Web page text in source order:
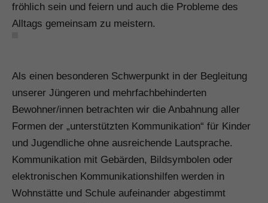
fröhlich sein und feiern und auch die Probleme des
Alltags gemeinsam zu meistern.
Als einen besonderen Schwerpunkt in der Begleitung
unserer Jüngeren und mehrfachbehinderten
Bewohner/innen betrachten wir die Anbahnung aller
Formen der „unterstützten Kommunikation“ für Kinder
und Jugendliche ohne ausreichende Lautsprache.
Kommunikation mit Gebärden, Bildsymbolen oder
elektronischen Kommunikationshilfen werden in
Wohnstätte und Schule aufeinander abgestimmt